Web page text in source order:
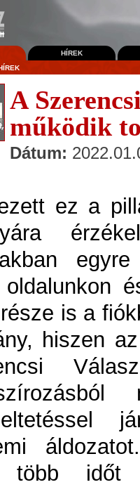
HÍREK
A
működik
Dátum:
ez a
oldalunkon
is a
hiszen
több időt